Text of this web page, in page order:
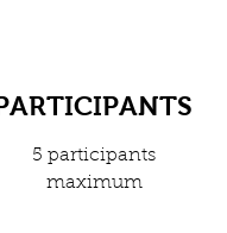
5 participants
maximum